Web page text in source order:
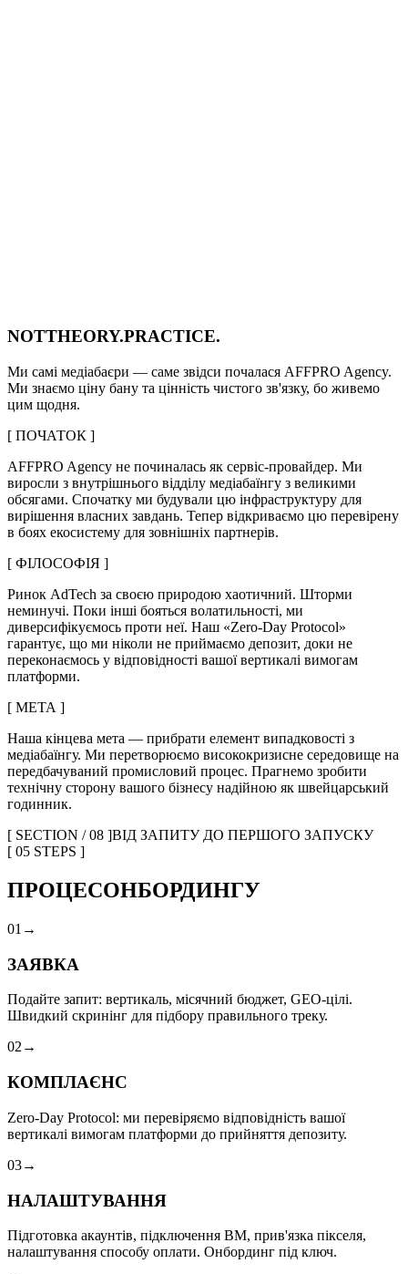
NOTTHEORY.PRACTICE.
Ми самі медіабаєри — саме звідси почалася AFFPRO Agency.
Ми знаємо ціну бану та цінність чистого зв'язку, бо живемо
цим щодня.
[ ПОЧАТОК ]
AFFPRO Agency не починалась як сервіс-провайдер. Ми
виросли з внутрішнього відділу медіабаїнгу з великими
обсягами. Спочатку ми будували цю інфраструктуру для
вирішення власних завдань. Тепер відкриваємо цю перевірену
в боях екосистему для зовнішніх партнерів.
[ ФІЛОСОФІЯ ]
Ринок AdTech за своєю природою хаотичний. Шторми
неминучі. Поки інші бояться волатильності, ми
диверсифікуємось проти неї. Наш «Zero-Day Protocol»
гарантує, що ми ніколи не приймаємо депозит, доки не
переконаємось у відповідності вашої вертикалі вимогам
платформи.
[ МЕТА ]
Наша кінцева мета — прибрати елемент випадковості з
медіабаїнгу. Ми перетворюємо висококризисне середовище на
передбачуваний промисловий процес. Прагнемо зробити
технічну сторону вашого бізнесу надійною як швейцарський
годинник.
[ SECTION / 08 ]ВІД ЗАПИТУ ДО ПЕРШОГО ЗАПУСКУ
[ 05 STEPS ]
ПРОЦЕСОНБОРДИНГУ
01 →
ЗАЯВКА
Подайте запит: вертикаль, місячний бюджет, GEO-цілі.
Швидкий скринінг для підбору правильного треку.
02 →
КОМПЛАЄНС
Zero-Day Protocol: ми перевіряємо відповідність вашої
вертикалі вимогам платформи до прийняття депозиту.
03→
НАЛАШТУВАННЯ
Підготовка акаунтів, підключення BM, прив'язка пікселя,
налаштування способу оплати. Онбординг під ключ.